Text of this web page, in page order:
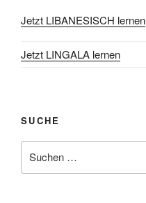
Jetzt LIBANESISCH lernen
Jetzt LINGALA lernen
SUCHE
nach: